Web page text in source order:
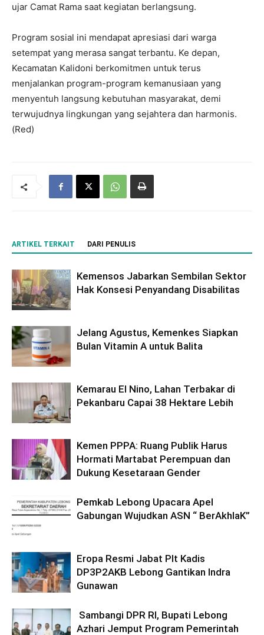
ujar Camat Rama saat kegiatan berlangsung.
Program sosial ini mendapat apresiasi dari warga
setempat yang merasa sangat terbantu. Ke depan,
Kecamatan Kalidoni berkomitmen untuk terus
menjalankan program-program kemanusiaan yang
menyentuh langsung kebutuhan masyarakat, demi
terwujudnya lingkungan yang sejahtera dan harmonis.
(Red)
ARTIKEL TERKAIT DARI PENULIS
Kemensos Jabarkan Sembilan Sektor
Hak Konsesi Penyandang Disabilitas
Jelang Agustus, Kemenkes Siapkan
Bulan Vitamin A untuk Balita
Kemarau El Nino, Lahan Terbakar di
Pekanbaru Capai 38 Hektare Lebih
Kemen PPPA: Ruang Publik Harus
Hormati Martabat Perempuan dan
Dukung Kesetaraan Gender
Pemkab Lebong Upacara Apel
Gabungan Wujudkan ASN “ BerAkhlaK”
Eropa Resmi Jabat Plt Kadis
DP3P2AKB Lebong Gantikan Indra
Gunawan
Sambangi DPR RI, Bupati Lebong
Azhari Jemput Program Pemerintah